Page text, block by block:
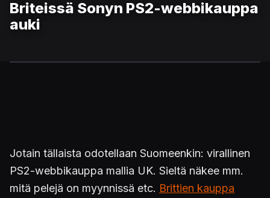
Briteissä Sonyn PS2-webbikauppa
auki
Jotain tällaista odotellaan Suomeenkin: virallinen
PS2-webbikauppa mallia UK. Sieltä näkee mm.
mitä pelejä on myynnissä etc. Brittien kauppa